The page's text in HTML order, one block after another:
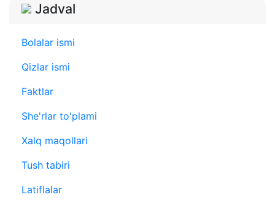
Jadval
Bolalar ismi
Qizlar ismi
Faktlar
She'rlar to'plami
Xalq maqollari
Tush tabiri
Latiflalar